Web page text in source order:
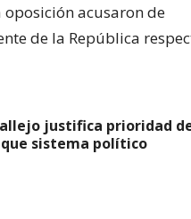
oposición acusaron de
de la República
justifica prioridad
sistema político